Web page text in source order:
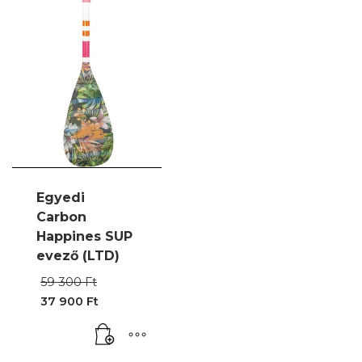
Egyedi
Carbon
Happines SUP
evező (LTD)
59 300Ft
300 Ft.
37 900 Ft